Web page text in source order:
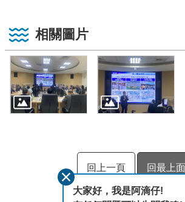
相關圖片
回上一頁 回最上面
大家好，我是阿滴仔!